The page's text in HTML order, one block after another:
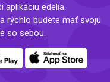
aplikáciu edelia.
rýchlo budete mať svoju
so sebou.